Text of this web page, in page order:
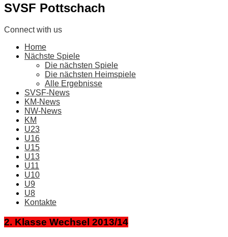
SVSF Pottschach
Connect with us
Home
Nächste Spiele
Die nächsten Spiele
Die nächsten Heimspiele
Alle Ergebnisse
SVSF-News
KM-News
NW-News
KM
U23
U16
U15
U13
U11
U10
U9
U8
Kontakte
2. Klasse Wechsel 2013/14